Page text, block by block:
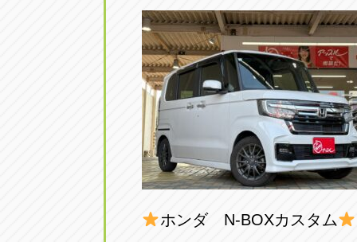
アップル
0561-53-
アップル
0587-66-
オートフ
052-400-
アップル尾張旭店
愛知県尾張旭市印場元町5-2-8
アップル岩倉店
愛知県岩倉市大地町長田35-1
オートフレンド
愛知県清須市春日砂賀東114
ホンダ N-BOXカスタム